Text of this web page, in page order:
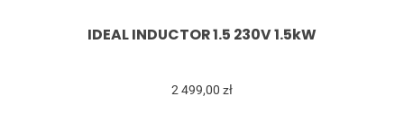
IDEAL INDUCTOR 1.5 230V 1.5kW
2 499,00 zł